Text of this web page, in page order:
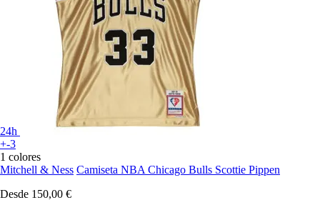
24h
+-3
1 colores
Mitchell & Ness Camiseta NBA Chicago Bulls Scottie Pippen
Desde 150,00 €